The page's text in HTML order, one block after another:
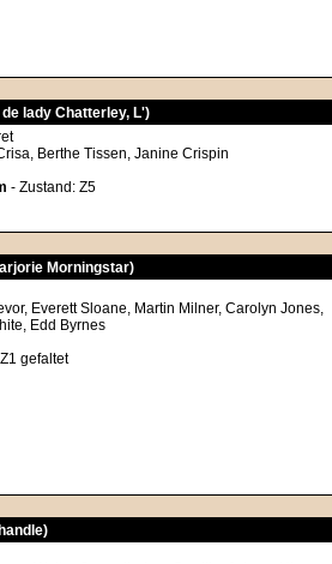
lady Chatterley, L')
Berthe Tissen, Janine Crispin
- Zustand: Z5
Morningstar)
Everett Sloane, Martin Milner, Carolyn Jones,
Edd Byrnes
gefaltet